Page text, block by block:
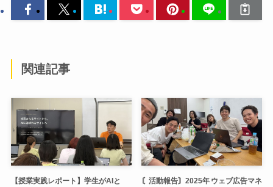
関連記事
【授業実践レポート】学生がAIと
〘活動報告〙2025年 ウェブ広告マネ